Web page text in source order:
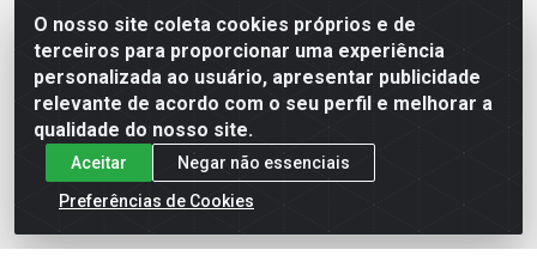
O nosso site coleta cookies próprios e de
terceiros para proporcionar uma experiência
personalizada ao usuário, apresentar publicidade
relevante de acordo com o seu perfil e melhorar a
qualidade do nosso site.
Aceitar
Negar não essenciais
Preferências de Cookies
Loja / Showroom
Tel.: (11) 3227-0546
Av Vautier, 587/597 - Pari - São Paulo/SP